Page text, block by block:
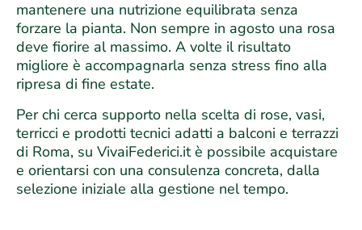
mantenere una nutrizione equilibrata senza
forzare la pianta. Non sempre in agosto una rosa
deve fiorire al massimo. A volte il risultato
migliore è accompagnarla senza stress fino alla
ripresa di fine estate.
Per chi cerca supporto nella scelta di rose, vasi,
terricci e prodotti tecnici adatti a balconi e terrazzi
di Roma, su VivaiFederici.it è possibile acquistare
e orientarsi con una consulenza concreta, dalla
selezione iniziale alla gestione nel tempo.